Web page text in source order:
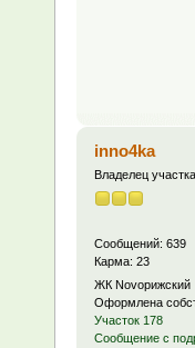
inno4ka
Владелец участка
Сообщений: 639
Карма: 23
ЖК Novoрижский
Оформлена
Участок 178
Сообщение с